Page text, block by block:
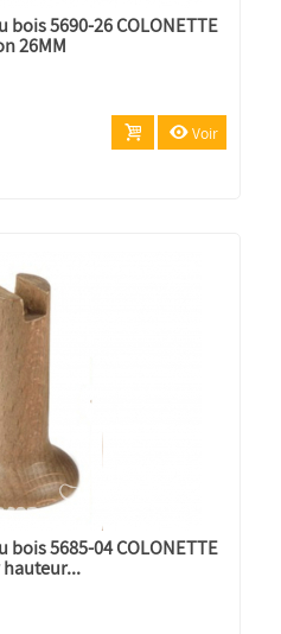
bois 5690-26 COLONETTE
26MM
Voir
bois 5685-04 COLONETTE